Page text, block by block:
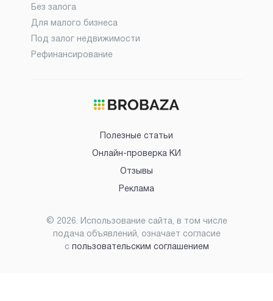
Без залога
Для малого бизнеса
Под залог недвижимости
Рефинансирование
Полезные статьи
Онлайн-проверка КИ
Отзывы
Реклама
© 2026. Использование сайта, в том числе
подача объявлений, означает согласие
с пользовательским соглашением